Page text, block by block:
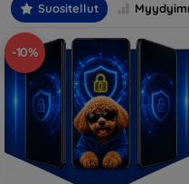
Suositellut
-10%